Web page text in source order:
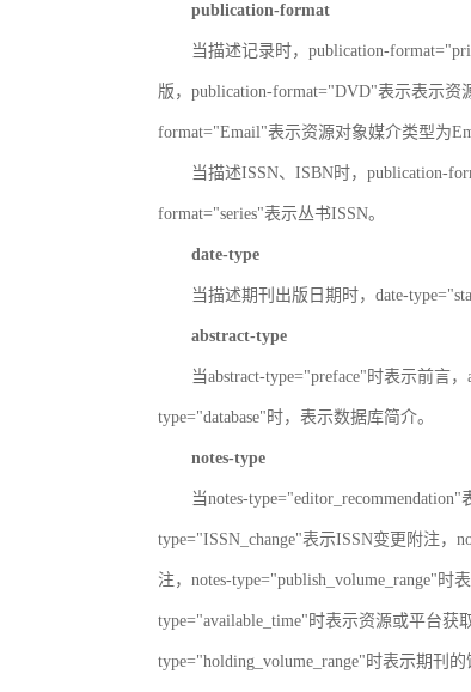
publication-format
当描述记录时，publication-
版，publication-format="DVD"表示表示
format="Email"表示资源对象媒介类型为
当描述ISSN、ISBN时，publication-
format="series"表示丛书ISSN。
date-type
当描述期刊出版日期时，date-
abstract-type
当abstract-type="preface"时表示前言
type="database"时，表示数据库简介。
notes-type
当notes-
type="ISSN_change"表示ISSN变更附注，
注，notes-type="publish_volume_range"
type="available_time"时表示资源或平台获
type="holding_volume_range"时表示期刊